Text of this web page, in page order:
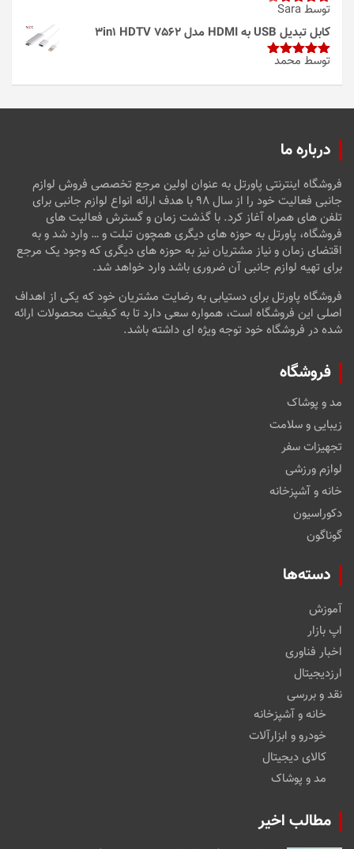
امتیاز4
از 5
توسط Sara
کابل تبدیل USB به HDMI مدل 3in1 HDTV 7562
امتیاز5از
توسط محمد
درباره ما
فروشگاه اینترنتی پاورتل به عنوان اولین مرجع تخصصی فروش لوازم
جانبی فعالیت خود را از سال ۹۸ با هدف ارائه انواع لوازم جانبی برای
تلفن های همراه آغاز کرد. با گذشت زمان و گسترش فعالیت های
فروشگاه، پاورتل به حوزه های دیگری همچون تبلت و … وارد شد و به
اقتضای زمان و نیاز مشتریان نیز به حوزه های دیگری که وجود یک مرجع
برای تهیه لوازم جانبی آن ضروری باشد وارد خواهد شد.
فروشگاه پاورتل برای دستیابی به رضایت مشتریان خود که یکی از اهداف
اصلی این فروشگاه است، همواره سعی دارد تا به کیفیت محصولات ارائه
شده در فروشگاه خود توجه ویژه ای داشته باشد.
فروشگاه
مد و پوشاک
زیبایی و سلامت
تجهیزات سفر
لوازم ورزشی
خانه و آشپزخانه
دکوراسیون
گوناگون
دسته‌ها
آموزش
اپ بازار
اخبار فناوری
ارزدیجیتال
نقد و بررسی
خانه و آشپزخانه
خودرو و ابزارآلات
کالای دیجیتال
مد و پوشاک
مطالب اخیر